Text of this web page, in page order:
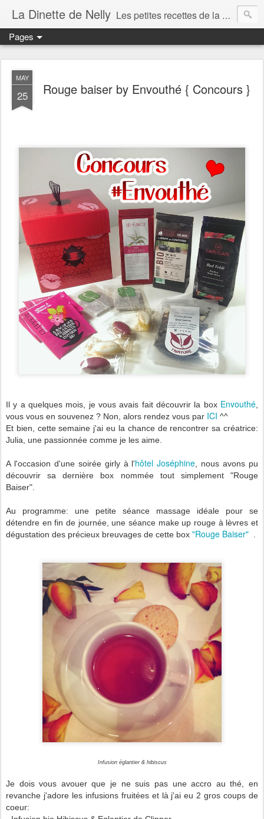
La Dinette de Nelly Les petites recettes de la dinette de Nelly. Des recettes simples, généreuses et gourmandes pour tous les jours c'est tout ça la dinette !
Pages
MAY
25 Rouge baiser by Envouthé { Concours }
Il y a quelques mois, je vous avais fait découvrir la box Envouthé
vous vous en souvenez ? Non, alors rendez vous par ICI ^^
Et bien, cette semaine j'ai eu la chance de rencontrer sa créatrice:
Julia, une passionnée comme je les aime.
A l'occasion d'une soirée girly à l'hôtel Joséphine , nous avons pu
découvrir sa dernière box nommée tout simplement "Rouge
Baiser".
Au programme: une petite séance massage idéale pour se
détendre en fin de journée, une séance make up rouge à lèvres et
dégustation des précieux breuvages de cette box "Rouge Baiser"
Infusion églantier & hibiscus
Je dois vous avouer que je ne suis pas une accro au thé, en
revanche j'adore les infusions fruitées et là j'ai eu 2 gros coups de
coeur: